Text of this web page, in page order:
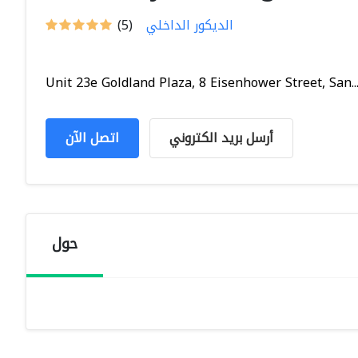
(5) الديكور الداخلي
Unit 23e Goldland Plaza, 8 Eisenhower Street, San...
اتصل الآن أرسل بريد الكتروني
حول